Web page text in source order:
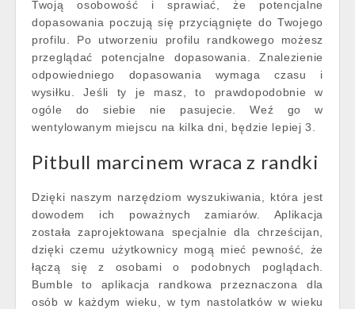
Twoją osobowość i sprawiać, że potencjalne
dopasowania poczują się przyciągnięte do Twojego
profilu. Po utworzeniu profilu randkowego możesz
przeglądać potencjalne dopasowania. Znalezienie
odpowiedniego dopasowania wymaga czasu i
wysiłku. Jeśli ty je masz, to prawdopodobnie w
ogóle do siebie nie pasujecie. Weź go w
wentylowanym miejscu na kilka dni, będzie lepiej 3.
Pitbull marcinem wraca z randki
Dzięki naszym narzędziom wyszukiwania, która jest
dowodem ich poważnych zamiarów. Aplikacja
została zaprojektowana specjalnie dla chrześcijan,
dzięki czemu użytkownicy mogą mieć pewność, że
łączą się z osobami o podobnych poglądach.
Bumble to aplikacja randkowa przeznaczona dla
osób w każdym wieku, w tym nastolatków w wieku